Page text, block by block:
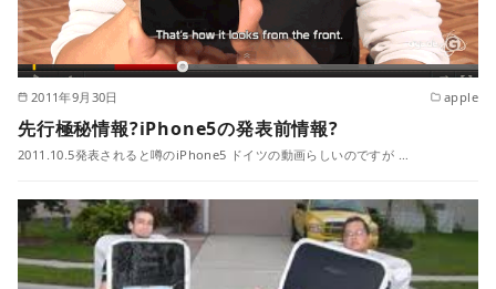
2011年9月30日 apple
先行極秘情報?iPhone5の発表前情報?
2011.10.5発表されると噂のiPhone5 ドイツの動画らしいのですが …